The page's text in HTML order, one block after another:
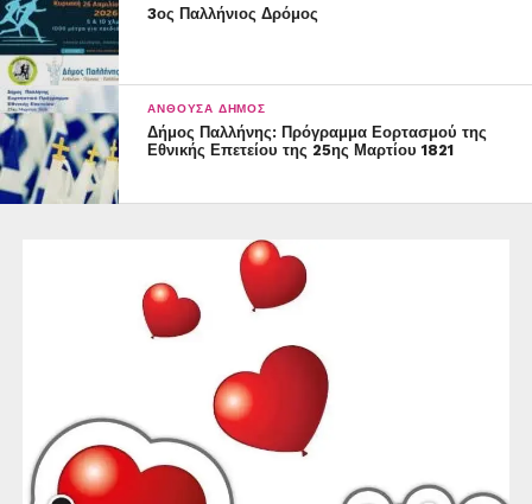
3ος Παλλήνιος Δρόμος
ΑΝΘΟΎΣΑ ΔΉΜΟΣ
Δήμος Παλλήνης: Πρόγραμμα Εορτασμού της
Εθνικής Επετείου της 25ης Μαρτίου 1821